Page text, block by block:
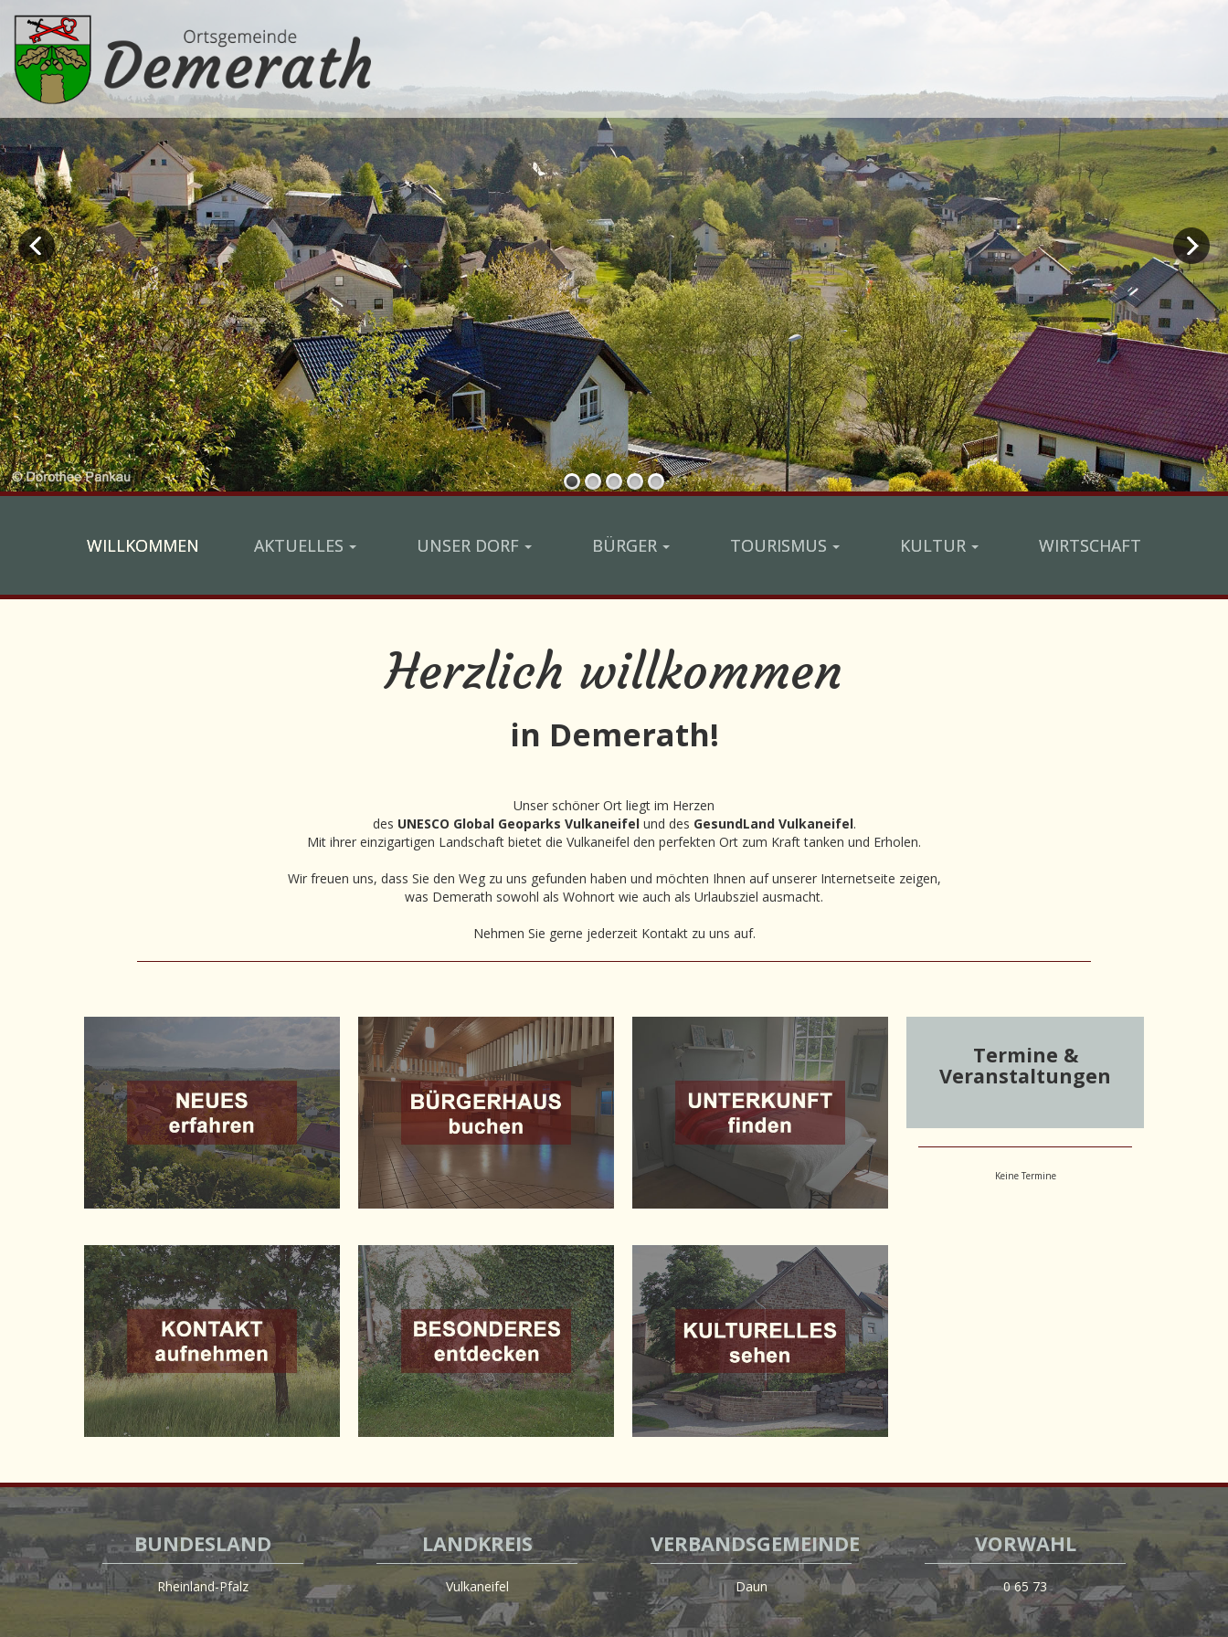
WILLKOMMEN AKTUELLES UNSER DORF BÜRGER TOURISMUS KULTUR WIRTSCHAFT
Herzlich willkommen
in Demerath!
Unser schöner Ort liegt im Herzen
des UNESCO Global Geoparks Vulkaneifelund des GesundLand Vulkaneifel.
Mit ihrer einzigartigen Landschaft bietet die Vulkaneifel den perfekten Ort zum Kraft tanken und Erholen.
Wir freuen uns, dass Sie den Weg zu uns gefunden haben und möchten Ihnen auf unserer Internetseite zeigen,
was Demerath sowohl als Wohnort wie auch als Urlaubsziel ausmacht.
Nehmen Sie gerne jederzeit Kontakt zu uns auf.
Termine &
Veranstaltungen
Keine Termine
BUNDESLAND
Rheinland-Pfalz
LANDKREIS
Vulkaneifel
VERBANDSGEMEINDE
Daun
VORWAHL
0 65 73